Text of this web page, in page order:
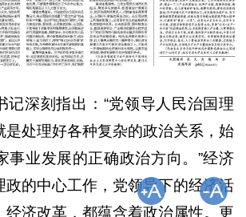
记深刻指出：“党领导人民治国理
是处理好各种复杂的政治关系，始
事业发展的正确政治方向。”经济
政的中心工作，党领导下的经济活
经济改革，都蕴含着政治属性。更